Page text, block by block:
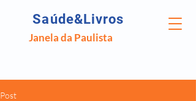
Saúde&Livros
Janela da Paulista
Post